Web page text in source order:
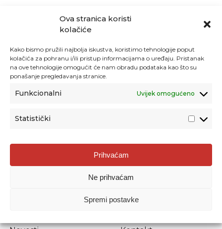
Ova stranica koristi
kolačiće
Kako bismo pružili najbolja iskustva, koristimo tehnologije poput
kolačića za pohranu i/ili pristup informacijama o uređaju. Pristanak
na ove tehnologije omogućit će nam obradu podataka kao što su
ponašanje pregledavanja stranice.
Funkcionalni Uvijek omogućeno
Statistički
Prihvaćam
Ne prihvaćam
Spremi postavke
Agencija za odgoj i obrazovanje
Donje Svetice 38, 10000 Zagreb
1778129
Prenošenje sadržaja dopušteno je uz navođenje izvora.